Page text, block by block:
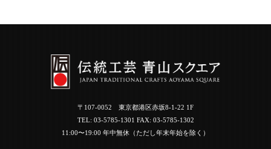
〒107-0052 東京都港区赤坂8-1-22 1F
TEL: 03-5785-1301 FAX: 03-5785-1302
11:00〜19:00 年中無休（ただし年末年始を除く）